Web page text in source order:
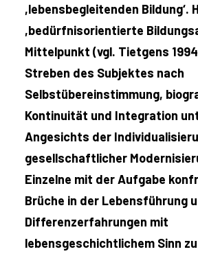
,lebensbegleitenden Bildung‘.
,bedürfnisorientierte
Mittelpunkt (vgl. Tietgens
Streben des Subjektes nach
Selbstübereinstimmung,
Kontinuität und Integration
Angesichts der
gesellschaftlicher
Einzelne mit der Aufgabe
Brüche in der Lebensführung
Differenzerfahrungen mit
lebensgeschichtlichem Sinn